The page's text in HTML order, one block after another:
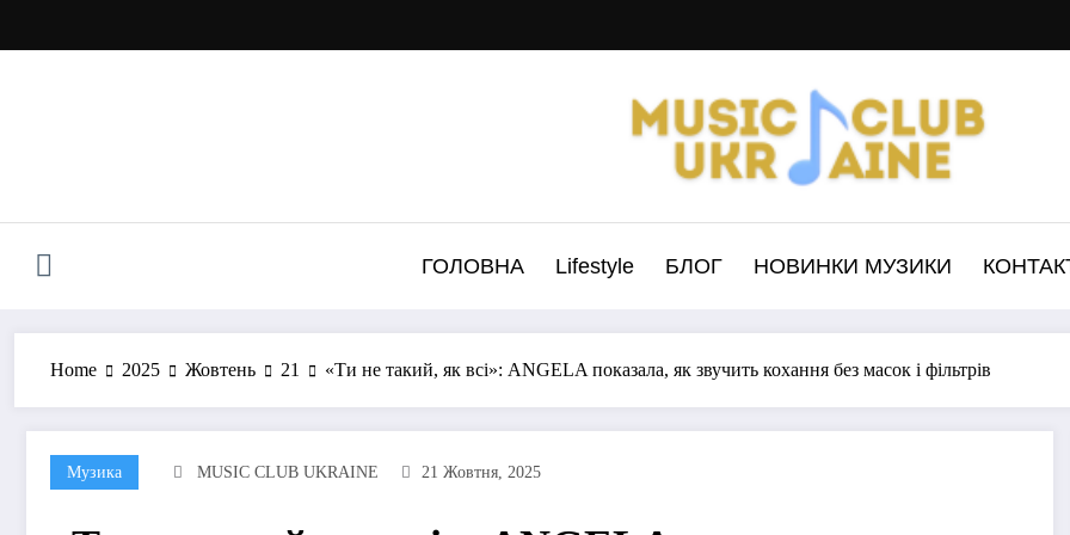
ГОЛОВНА Lifestyle БЛОГ НОВИНКИ МУЗИКИ
Home 2025 Жовтень 21 «Ти не такий, як всі»: ANGELA показала, як звучить кохання без масок і фільтрів
Музика MUSIC CLUB UKRAINE 21 Жовтня, 2025